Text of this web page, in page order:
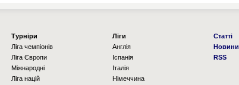
Турніри
Ліга чемпіонів
Ліга Європи
Міжнародні
Ліга націй
Ліги
Англія
Іспанія
Італія
Німеччина
Статті
Новини
RSS